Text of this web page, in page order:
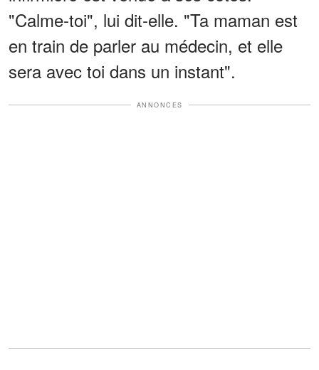
"Calme-toi", lui dit-elle. "Ta maman est
en train de parler au médecin, et elle
sera avec toi dans un instant".
ANNONCES